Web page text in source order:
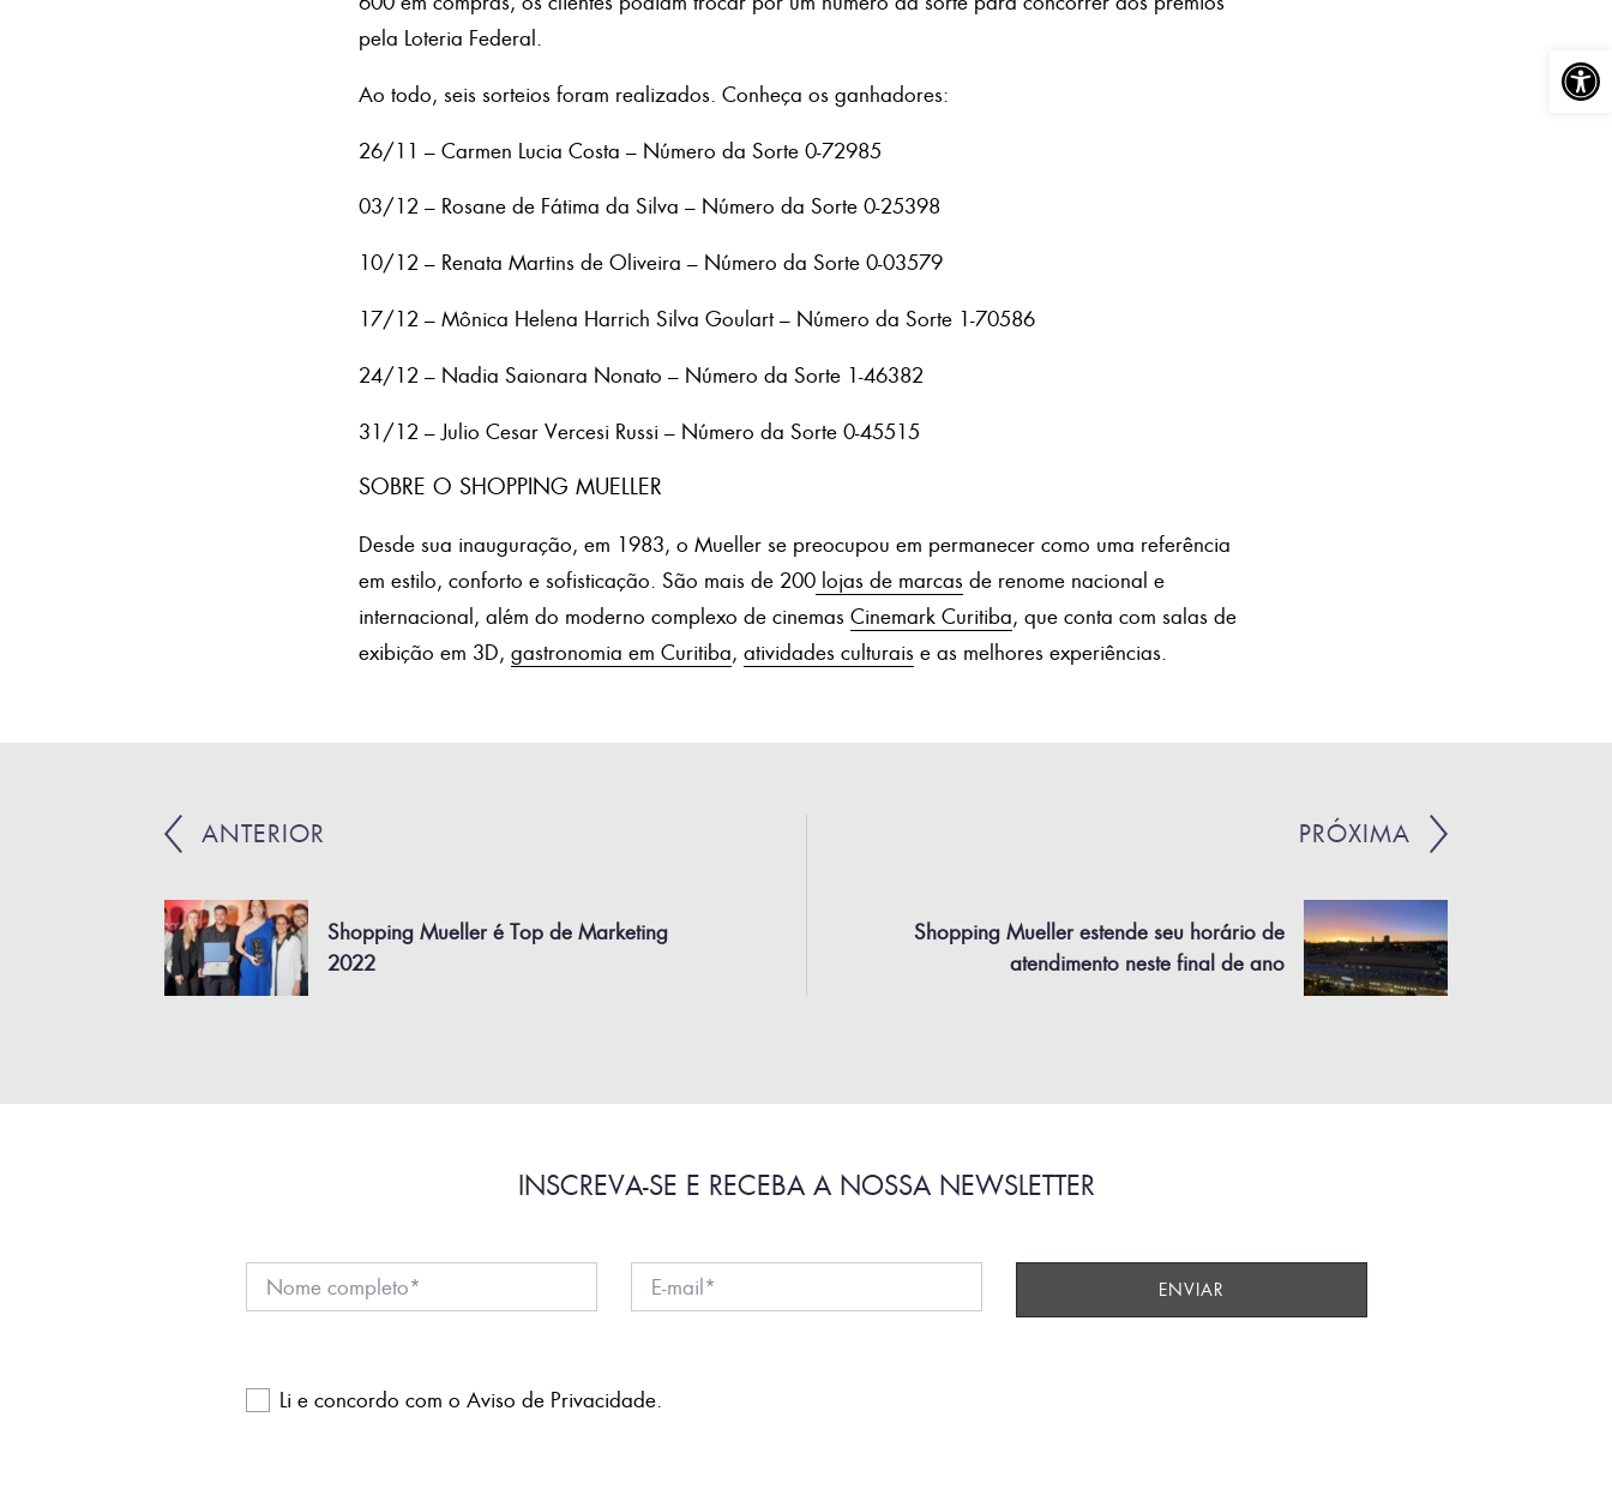
Abrir
pela Loteria Federal.
Ao todo, seis sorteios foram realizados. Conheça os ganhadores:
26/11 – Carmen Lucia Costa – Número da Sorte 0-72985
03/12 – Rosane de Fátima da Silva – Número da Sorte 0-25398
10/12 – Renata Martins de Oliveira – Número da Sorte 0-03579
17/12 – Mônica Helena Harrich Silva Goulart – Número da Sorte 1-70586
24/12 – Nadia Saionara Nonato – Número da Sorte 1-46382
31/12 – Julio Cesar Vercesi Russi – Número da Sorte 0-45515
SOBRE O SHOPPING MUELLER
Desde sua inauguração, em 1983, o Mueller se preocupou em permanecer como uma referência
em estilo, conforto e sofisticação. São mais de 200 lojas de marcas de renome nacional e
internacional, além do moderno complexo de cinemas Cinemark Curitiba, que conta com salas de
exibição em 3D, gastronomia em Curitiba, atividades culturais e as melhores experiências.
ANTERIOR
Shopping Mueller é Top de Marketing
2022
PRÓXIMA
Shopping Mueller estende seu horário de
atendimento neste final de ano
INSCREVA-SE E RECEBA A NOSSA NEWSLETTER
Li e concordo com o Aviso de Privacidade.